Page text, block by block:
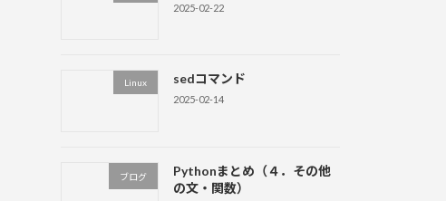
2025-02-22
Linux sedコマンド
2025-02-14
ブログ
Pythonまとめ（４．その他
の文・関数）